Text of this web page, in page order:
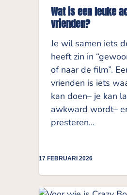
Wat is een leuke
vrienden?
Je wil samen iets
heeft zin in
of naar de film”.
vrienden is iets
kan doen– je kan
awkward wordt–
presteren…
17 FEBRUARI 2026